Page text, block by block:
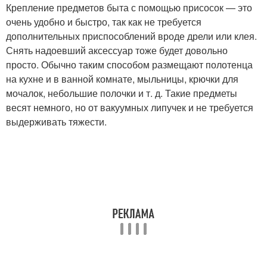
Крепление предметов быта с помощью присосок — это
очень удобно и быстро, так как не требуется
дополнительных приспособлений вроде дрели или клея.
Снять надоевший аксессуар тоже будет довольно
просто. Обычно таким способом размещают полотенца
на кухне и в ванной комнате, мыльницы, крючки для
мочалок, небольшие полочки и т. д. Такие предметы
весят немного, но от вакуумных липучек и не требуется
выдерживать тяжести.